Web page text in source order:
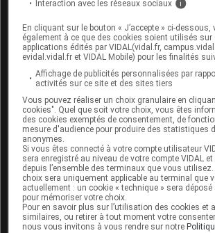
Espace produit
Boutique
VIDAL Expert
VIDAL Hoptimal
eVIDAL
VIDAL Mobile
VIDAL widget
VIDAL Sécurisation
VIDAL e-Services
Espace institutionnel
Qui sommes-nous ?
VIDAL France
Interaction avec les réseaux sociaux i
En cliquant sur le bouton « J’accepte » ci-
également à ce que des cookies soient utilisés
applications édités par VIDAL(vidal.fr,
evidal.vidal.fr et VIDAL Mobile) pour les finalités
Affichage de publicités personnalisées par
activités sur ce site et des sites tiers
Vous pouvez réaliser un choix granulaire en
cookies". Quel que soit votre choix, vous êtes
des cookies exemptés de consentement, de
mesure d'audience pour produire des statistiques
anonymes.
Si vous êtes connecté à votre compte utilisateur
sera enregistré au niveau de votre compte VIDAL
depuis l’ensemble des terminaux que vous
choix sera uniquement applicable au terminal que
actuellement : un cookie « technique » sera déposé
pour mémoriser votre choix.
Pour en savoir plus sur l’utilisation des cookies et
similaires, ou retirer à tout moment votre
nous vous invitons à vous rendre sur notre